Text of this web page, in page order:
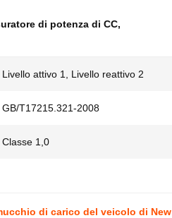
di potenza di CC,
Livello attivo 1, Livello reattivo 2
GB/T17215.321-2008
Classe 1,0
di carico del veicolo di New